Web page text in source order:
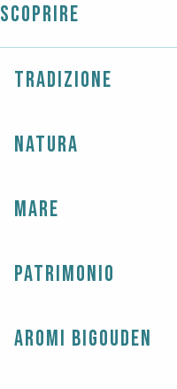
Scoprire
Tradizione
Natura
Mare
Patrimonio
Aromi Bigouden
20▒▒
errore